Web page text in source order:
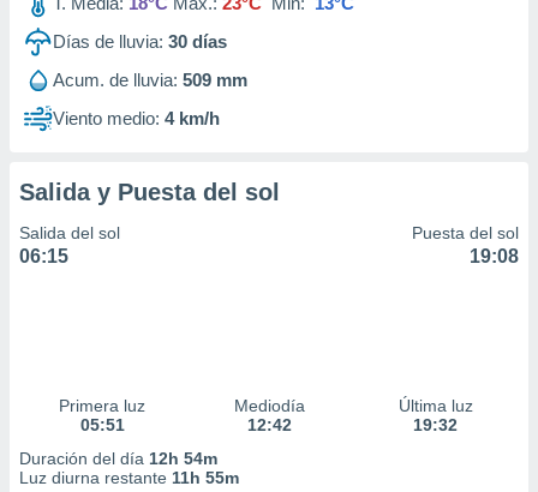
de
1199
Días de lluvia: 30 días
Acum. de lluvia: 509 mm
Viento medio: 4 km/h
Salida y Puesta del sol
Salida del sol
06:15
Puesta del sol
19:08
Primera luz
05:51
Mediodía
12:42
Última luz
19:32
Duración del día 12h 54m
Luz diurna restante 11h 55m